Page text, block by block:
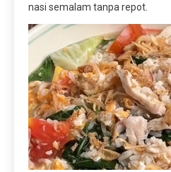
nasi semalam tanpa repot.